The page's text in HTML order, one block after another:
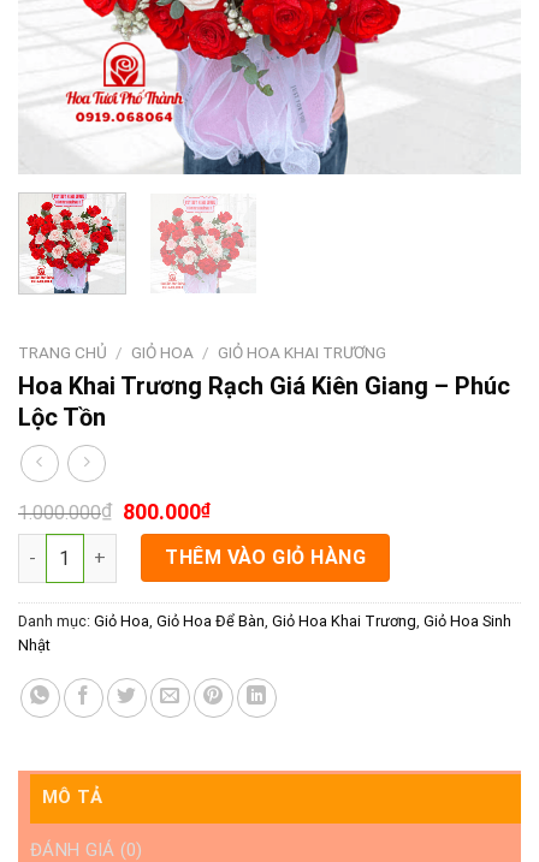
TRANG CHỦ / GIỎ HOA / GIỎ HOA KHAI TRƯƠNG
Hoa Khai Trương Rạch Giá Kiên Giang – Phúc
Lộc Tồn
1.000.000₫ 800.000₫
Hoa Khai Trương Rạch Giá Kiên Giang - Phúc Lộc Tồn số lượng
THÊM VÀO GIỎ HÀNG
Danh mục: Giỏ Hoa Giỏ Hoa Để Bàn Giỏ Hoa Khai Trương Giỏ Hoa Sinh
Nhật
MÔ TẢ
ĐÁNH GIÁ (0)